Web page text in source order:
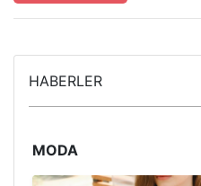
HABERLER
MODA